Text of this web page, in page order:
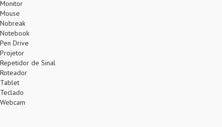
Monitor
Mouse
Nobreak
Notebook
Pen Drive
Projetor
Repetidor de Sinal
Roteador
Tablet
Teclado
Webcam